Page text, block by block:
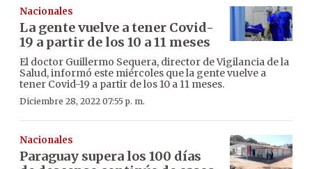
Nacionales
La gente vuelve a tener Covid-
19 a partir de los 10 a 11 meses
El doctor Guillermo Sequera, director de Vigilancia de la
Salud, informó este miércoles que la gente vuelve a
tener Covid-19 a partir de los 10 a 11 meses.
Diciembre 28, 2022 07:55 p. m.
Nacionales
Paraguay supera los 100 días